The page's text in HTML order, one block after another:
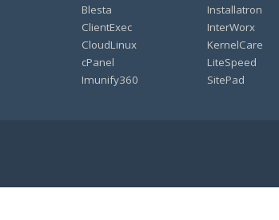
Blesta
ClientExec
CloudLinux
cPanel
Imunify360
Installatron
InterWorx
KernelCare
LiteSpeed
SitePad